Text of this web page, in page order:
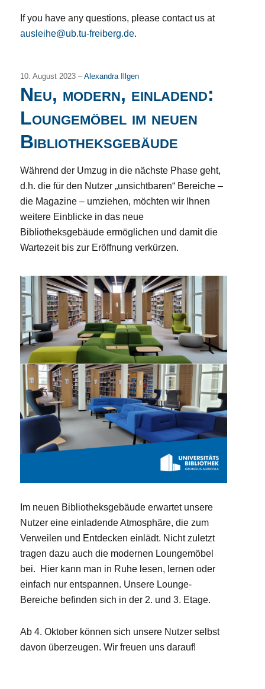
If you have any questions, please contact us at
ausleihe@ub.tu-freiberg.de.
10. August 2023 –Alexandra Illgen
Neu, modern, einladend:
Loungemöbel im neuen
Bibliotheksgebäude
Während der Umzug in die nächste Phase geht,
d.h. die für den Nutzer „unsichtbaren“ Bereiche –
die Magazine – umziehen, möchten wir Ihnen
weitere Einblicke in das neue
Bibliotheksgebäude ermöglichen und damit die
Wartezeit bis zur Eröffnung verkürzen.
Im neuen Bibliotheksgebäude erwartet unsere
Nutzer eine einladende Atmosphäre, die zum
Verweilen und Entdecken einlädt. Nicht zuletzt
tragen dazu auch die modernen Loungemöbel
bei. Hier kann man in Ruhe lesen, lernen oder
einfach nur entspannen. Unsere Lounge-
Bereiche befinden sich in der 2. und 3. Etage.
Ab 4. Oktober können sich unsere Nutzer selbst
davon überzeugen. Wir freuen uns darauf!